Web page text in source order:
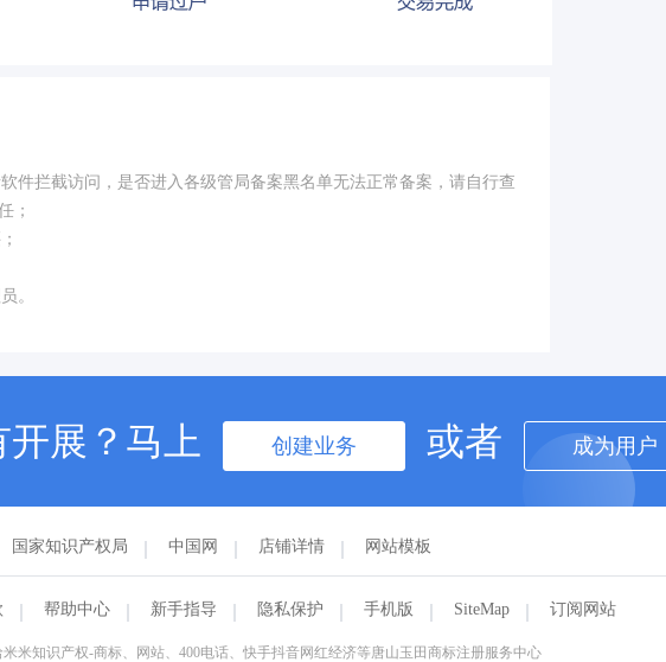
件拦截访问，是否进入各级管局备案黑名单无法正常备案，请自行查
；
。
展？马上 创建业务 或者 成为用户
国家知识产权局 中国网 店铺详情 网站模板
帮助中心 新手指导 隐私保护 手机版 SiteMap 订阅网站
米知识产权-商标、网站、400电话、快手抖音网红经济等唐山玉田商标注册服务中心